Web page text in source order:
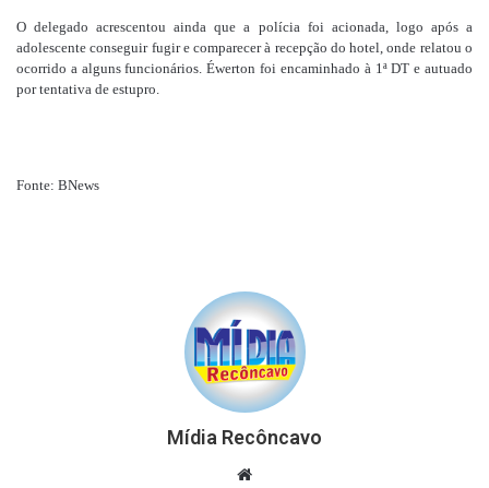
O delegado acrescentou ainda que a polícia foi acionada, logo após a
adolescente conseguir fugir e comparecer à recepção do hotel, onde relatou o
ocorrido a alguns funcionários.Éwerton foi encaminhado à 1ª DT e autuado
por tentativa de estupro.
Fonte: BNews
Mídia Recôncavo
Website